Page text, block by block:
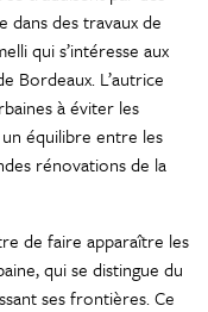
des travaux de
qui s’intéresse aux
Bordeaux. L’autrice
à éviter les
équilibre entre les
rénovations de la
de faire apparaître les
qui se distingue du
ses frontières. Ce